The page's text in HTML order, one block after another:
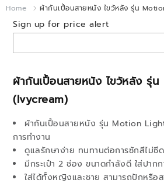
Home ผ้ากันเปื้อนสายหนัง ไขว้หลัง รุ่น
ผ้ากันเปื้อนสายหนัง ไขว้หลัง รุ่
(Ivycream)
ผ้ากันเปื้อนสายหนัง รุ่น Motion
การทำงาน
ดูแลรักษาง่าย ทนทานต่อการซักสีไม่ซี
มีกระเป๋า 2 ช่อง ขนาดกำลังดี ใส่ปา
ใส่ได้ทั้งหญิงและชาย สามารถปักหรือ
Sign up for price alert